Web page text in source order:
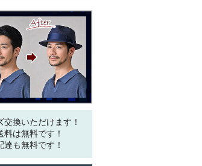
交換いただけます！
料は無料です！
達も無料です！